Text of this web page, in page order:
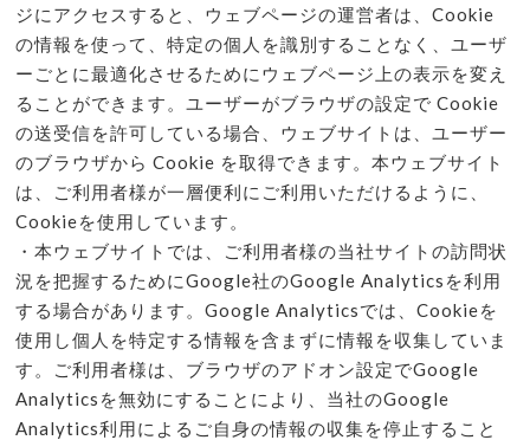
ジにアクセスすると、ウェブページの運営者は、Cookie
の情報を使って、特定の個人を識別することなく、ユーザ
ーごとに最適化させるためにウェブページ上の表示を変え
ることができます。ユーザーがブラウザの設定で Cookie
の送受信を許可している場合、ウェブサイトは、ユーザー
のブラウザから Cookie を取得できます。本ウェブサイト
は、ご利用者様が一層便利にご利用いただけるように、
Cookieを使用しています。
・本ウェブサイトでは、ご利用者様の当社サイトの訪問状
況を把握するためにGoogle社のGoogle Analyticsを利用
する場合があります。Google Analyticsでは、Cookieを
使用し個人を特定する情報を含まずに情報を収集していま
す。ご利用者様は、ブラウザのアドオン設定でGoogle
Analyticsを無効にすることにより、当社のGoogle
Analytics利用によるご自身の情報の収集を停止すること